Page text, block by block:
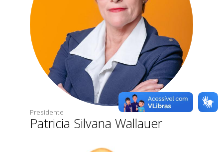
Presidente
Patricia Silvana Wallauer